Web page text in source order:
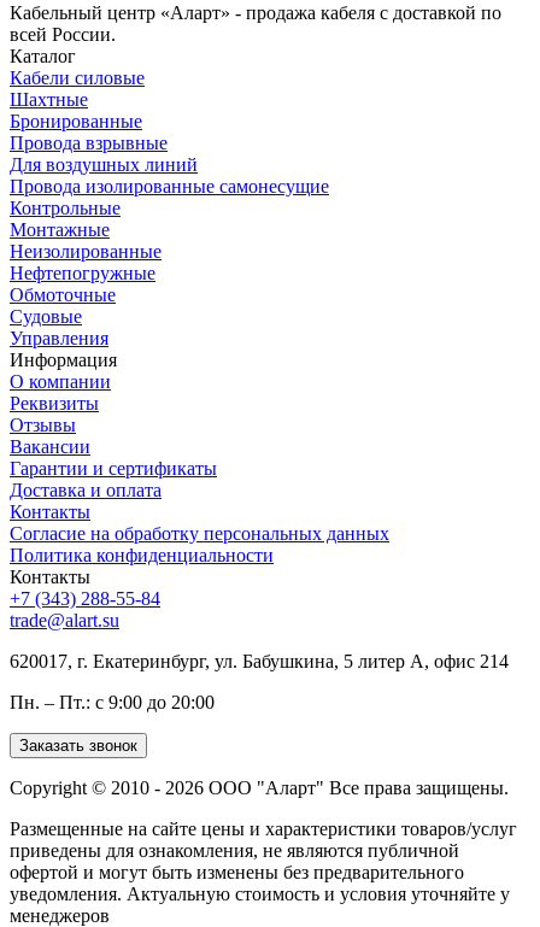
Кабельный центр «Аларт» - продажа кабеля с доставкой по
всей России.
Каталог
Кабели силовые
Шахтные
Бронированные
Провода взрывные
Для воздушных линий
Провода изолированные самонесущие
Контрольные
Монтажные
Неизолированные
Нефтепогружные
Обмоточные
Судовые
Управления
Информация
О компании
Реквизиты
Отзывы
Вакансии
Гарантии и сертификаты
Доставка и оплата
Контакты
Согласие на обработку персональных данных
Политика конфиденциальности
Контакты
+7 (343) 288-55-84
trade@alart.su
620017, г. Екатеринбург, ул. Бабушкина, 5 литер А, офис 214
Пн. – Пт.: с 9:00 до 20:00
Заказать звонок
Copyright © 2010 - 2026 ООО "Аларт" Все права защищены.
Размещенные на сайте цены и характеристики товаров/услуг
приведены для ознакомления, не являются публичной
офертой и могут быть изменены без предварительного
уведомления. Актуальную стоимость и условия уточняйте у
менеджеров